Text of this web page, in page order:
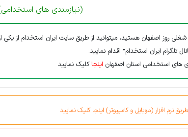
(نیازمندی های
روز اصفهان هستید، میتوانید از طریق سایت ایران استخدام از
تلگرام ایران استخدام” اقدام نمایید.
های استخدامی استان اصفهان اینجاکلیک نمایید
افزار (موبایل و کامپیوتر) اینجا کلیک نمایید